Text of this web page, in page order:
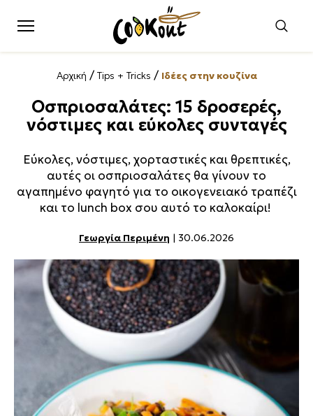
Αρχική / Tips + Tricks / Ιδέες στην κουζίνα
Οσπριοσαλάτες: 15 δροσερές,
νόστιμες και εύκολες συνταγές
Εύκολες, νόστιμες, χορταστικές και θρεπτικές,
αυτές οι οσπριοσαλάτες θα γίνουν το
αγαπημένο φαγητό για το οικογενειακό τραπέζι
και το lunch box σου αυτό το καλοκαίρι!
Γεωργία Περιμένη | 30.06.2026